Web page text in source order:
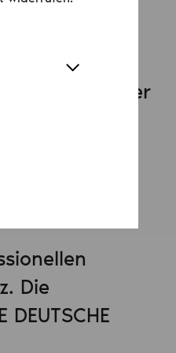
30
innerhalb der
während
Die